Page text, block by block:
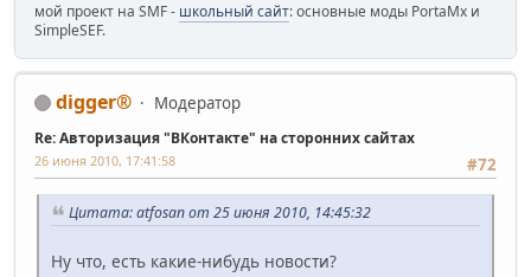
мой проект на SMF - школьный сайт: основные моды PortaMx и
SimpleSEF.
digger® Модератор
Re: Авторизация "ВКонтакте" на сторонних сайтах
#72
26 июня 2010, 17:41:58
Цитата: atfosan от 25 июня 2010, 14:45:32
Ну что, есть какие-нибудь новости?